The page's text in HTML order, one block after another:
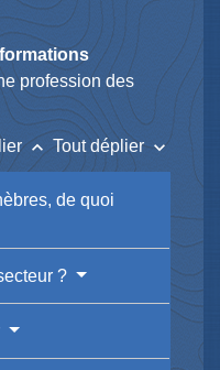
profession des
keyboard_arrow_up Tout déplierkeyboard_arrow_down
de quoi
?